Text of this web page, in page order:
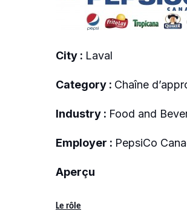
City : Laval
Category : Chaîne
Industry : Food and
Employer : PepsiCo
Aperçu
Le rôle